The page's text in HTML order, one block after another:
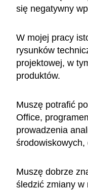
się negatywny
W mojej pracy
rysunków
projektowej, w
produktów.
Muszę potrafić
Office,
prowadzenia
środowiskowych,
Muszę dobrze
śledzić zmiany w